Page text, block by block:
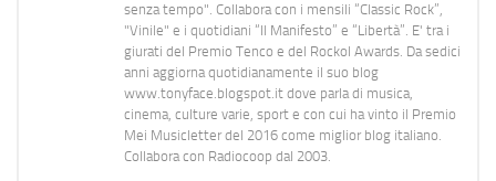
senza tempo". Collabora con i mensili “Classic Rock”,
"Vinile" e i quotidiani “Il Manifesto” e “Libertà”. E' tra i
giurati del Premio Tenco e del Rockol Awards. Da sedici
anni aggiorna quotidianamente il suo blog
www.tonyface.blogspot.it dove parla di musica,
cinema, culture varie, sport e con cui ha vinto il Premio
Mei Musicletter del 2016 come miglior blog italiano.
Collabora con Radiocoop dal 2003.